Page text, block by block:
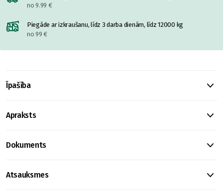
no 9.99 €
Piegāde ar izkraušanu, līdz 3 darba dienām, līdz 12000 kg
no 99 €
Īpašība
Apraksts
Dokuments
Atsauksmes